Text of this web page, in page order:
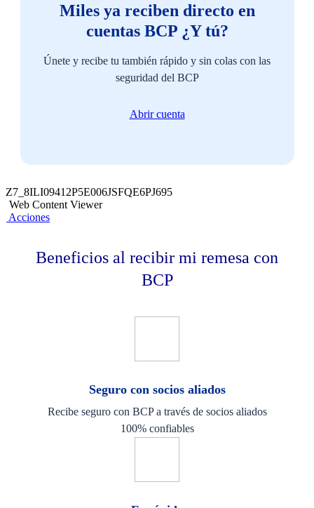
Miles ya reciben directo en
cuentas BCP ¿Y tú?
Únete y recibe tu también rápido y sin colas con las
seguridad del BCP
Abrir cuenta
Z7_8ILI09412P5E006JSFQE6PJ695
Web Content Viewer
Acciones
Beneficios al recibir mi remesa con
BCP
Seguro con socios aliados
Recibe seguro con BCP a través de socios aliados
100% confiables